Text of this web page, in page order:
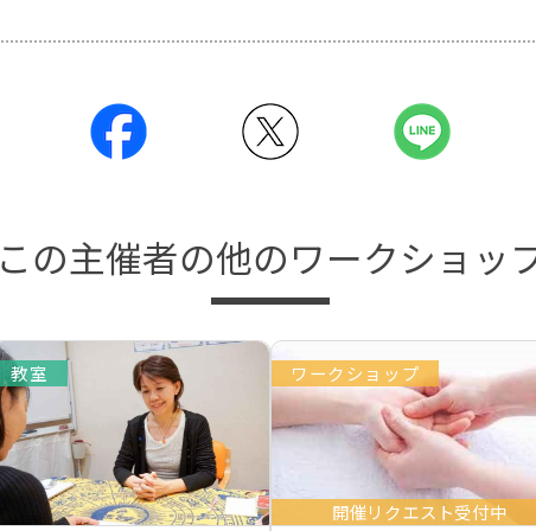
この主催者の他のワークショッ
教室 ワークショップ
開催リクエスト受付中